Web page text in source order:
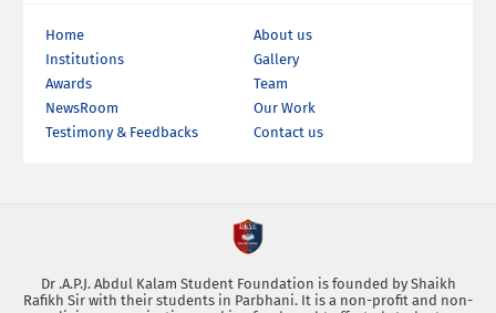
Home
About us
Institutions
Gallery
Awards
Team
NewsRoom
Our Work
Testimony & Feedbacks
Contact us
Dr .A.P.J. Abdul Kalam Student Foundation is founded by Shaikh
Rafikh Sir with their students in Parbhani. It is a non-profit and non-